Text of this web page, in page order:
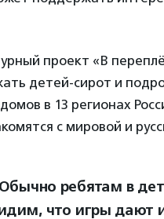
проект «В
детей-сирот и
в 13 регионах
с мировой и
ребятам в
что игры дают